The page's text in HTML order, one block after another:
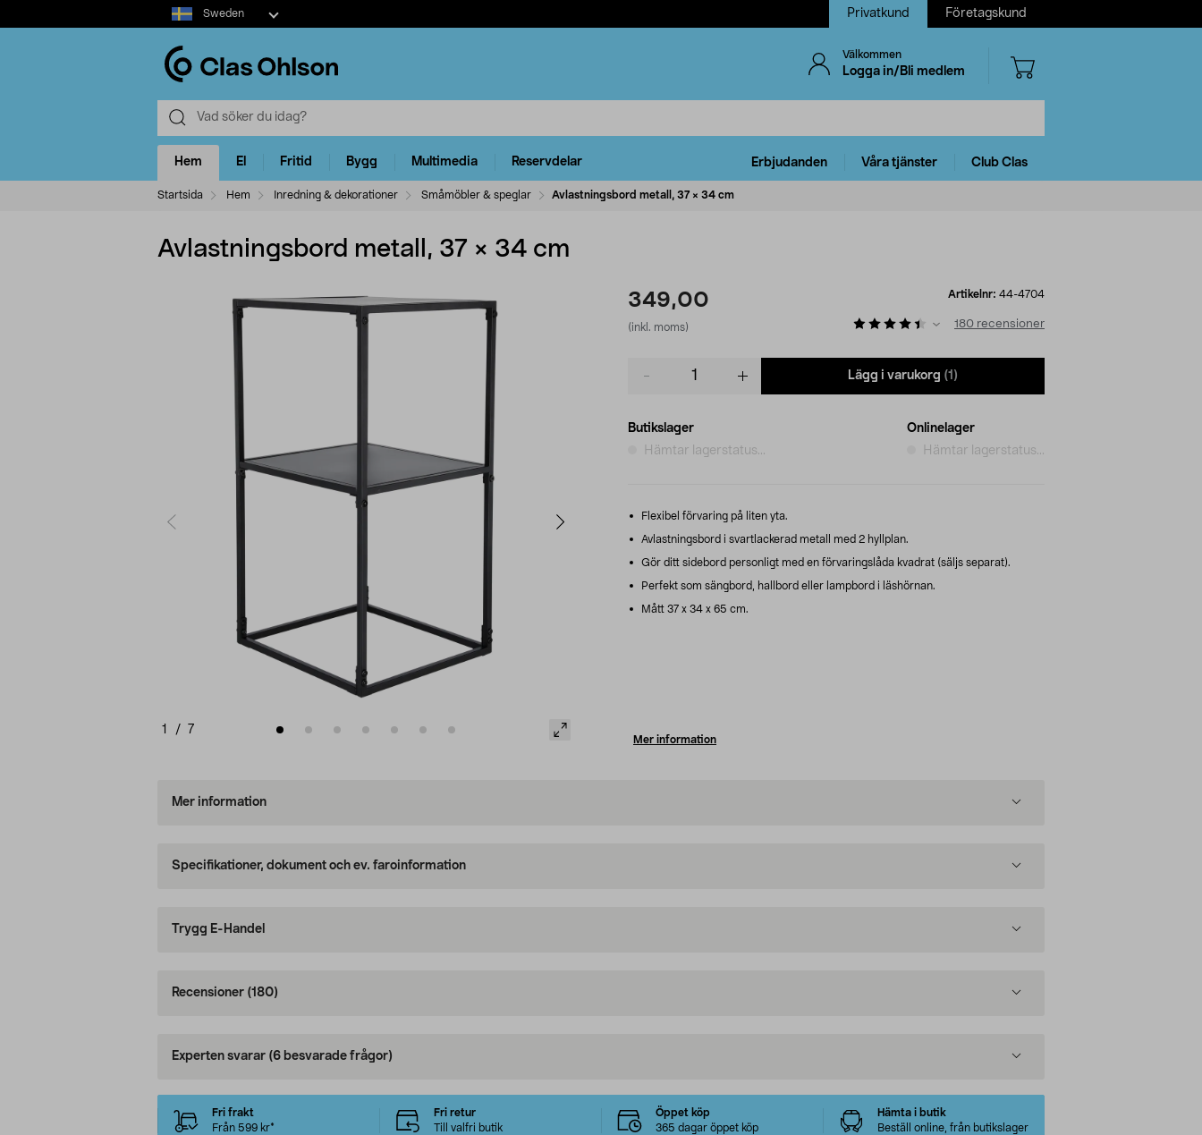
Select
market
Sweden Privatkund Företagskund
Välkommen
Logga in/Bli medlem
Hem El Fritid Bygg Multimedia Reservdelar Erbjudanden Våra tjänster Club Clas
Startsida Hem Inredning & dekorationer Småmöbler & speglar Avlastningsbord metall, 37 × 34 cm
Avlastningsbord metall, 37 × 34 cm
1 / 7
349,00
(inkl. moms)
Artikelnr: 44-4704
180 recensioner
Lägg i varukorg (1)
Butikslager
Hämtar lagerstatus...
Onlinelager
Hämtar lagerstatus...
Flexibel förvaring på liten yta.
Avlastningsbord i svartlackerad metall med 2 hyllplan.
Gör ditt sidebord personligt med en förvaringslåda kvadrat (säljs separat).
Perfekt som sängbord, hallbord eller lampbord i läshörnan.
Mått 37 x 34 x 65 cm.
Mer information
Mer information
Specifikationer, dokument och ev. faroinformation
Trygg E-Handel
Recensioner (180)
Experten svarar (6 besvarade frågor)
Fri frakt
Från 599 kr*
Fri retur
Till valfri butik
Öppet köp
365 dagar öppet köp
Hämta i butik
Beställ online, från butikslager